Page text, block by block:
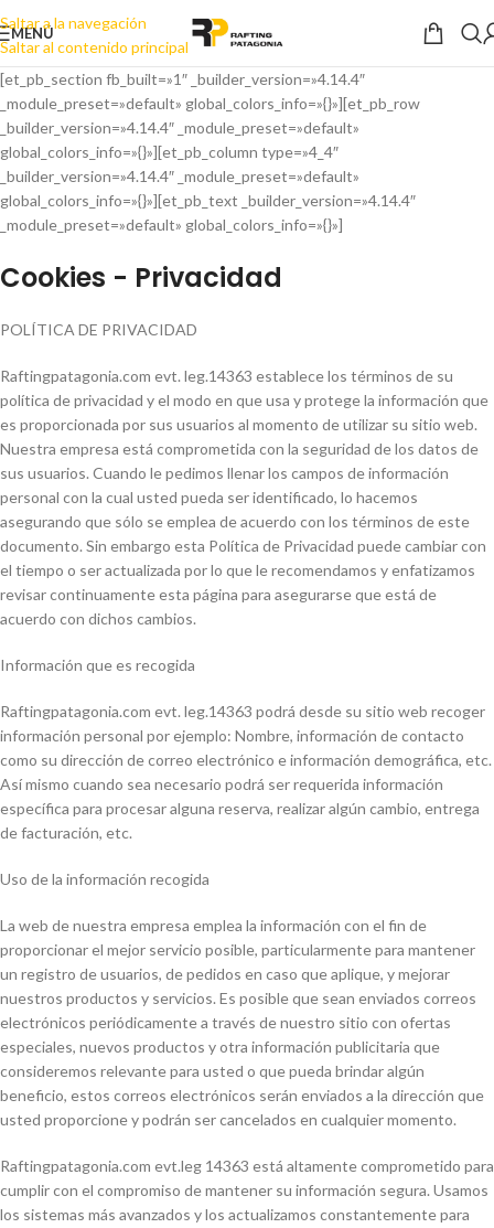
Saltar a la navegación
Saltar al contenido principal
MENÚ
[et_pb_section fb_built=»1″ _builder_version=»4.14.4″
_module_preset=»default» global_colors_info=»{}»][et_pb_row
_builder_version=»4.14.4″ _module_preset=»default»
global_colors_info=»{}»][et_pb_column type=»4_4″
_builder_version=»4.14.4″ _module_preset=»default»
global_colors_info=»{}»][et_pb_text _builder_version=»4.14.4″
_module_preset=»default» global_colors_info=»{}»]
Cookies ­- Privacidad
POLÍTICA DE PRIVACIDAD
Raftingpatagonia.com evt. leg.14363 establece los términos de su
política de privacidad y el modo en que usa y protege la información que
es proporcionada por sus usuarios al momento de utilizar su sitio web.
Nuestra empresa está comprometida con la seguridad de los datos de
sus usuarios. Cuando le pedimos llenar los campos de información
personal con la cual usted pueda ser identificado, lo hacemos
asegurando que sólo se emplea de acuerdo con los términos de este
documento. Sin embargo esta Política de Privacidad puede cambiar con
el tiempo o ser actualizada por lo que le recomendamos y enfatizamos
revisar continuamente esta página para asegurarse que está de
acuerdo con dichos cambios.
Información que es recogida
Raftingpatagonia.com evt. leg.14363 podrá desde su sitio web recoger
información personal por ejemplo: Nombre, información de contacto
como su dirección de correo electrónico e información demográfica, etc.
Así mismo cuando sea necesario podrá ser requerida información
específica para procesar alguna reserva, realizar algún cambio, entrega
de facturación, etc.
Uso de la información recogida
La web de nuestra empresa emplea la información con el fin de
proporcionar el mejor servicio posible, particularmente para mantener
un registro de usuarios, de pedidos en caso que aplique, y mejorar
nuestros productos y servicios. Es posible que sean enviados correos
electrónicos periódicamente a través de nuestro sitio con ofertas
especiales, nuevos productos y otra información publicitaria que
consideremos relevante para usted o que pueda brindar algún
beneficio, estos correos electrónicos serán enviados a la dirección que
usted proporcione y podrán ser cancelados en cualquier momento.
Raftingpatagonia.com evt.leg 14363 está altamente comprometido para
cumplir con el compromiso de mantener su información segura. Usamos
los sistemas más avanzados y los actualizamos constantemente para